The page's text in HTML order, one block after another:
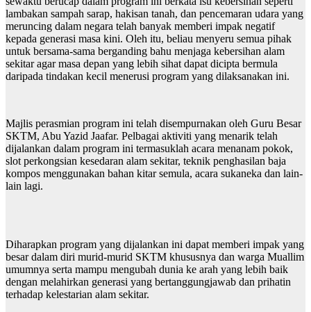
lambakan sampah sarap, hakisan tanah, dan pencemaran udara yang
meruncing dalam negara telah banyak memberi impak negatif
kepada generasi masa kini. Oleh itu, beliau menyeru semua pihak
untuk bersama-sama berganding bahu menjaga kebersihan alam
sekitar agar masa depan yang lebih sihat dapat dicipta bermula
daripada tindakan kecil menerusi program yang dilaksanakan ini.
Majlis perasmian program ini telah disempurnakan oleh Guru Besar
SKTM, Abu Yazid Jaafar. Pelbagai aktiviti yang menarik telah
dijalankan dalam program ini termasuklah acara menanam pokok,
slot perkongsian kesedaran alam sekitar, teknik penghasilan baja
kompos menggunakan bahan kitar semula, acara sukaneka dan lain-
lain lagi.
Diharapkan program yang dijalankan ini dapat memberi impak yang
besar dalam diri murid-murid SKTM khususnya dan warga Muallim
umumnya serta mampu mengubah dunia ke arah yang lebih baik
dengan melahirkan generasi yang bertanggungjawab dan prihatin
terhadap kelestarian alam sekitar.